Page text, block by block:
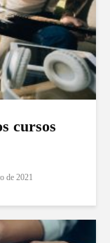
cursos
de 2021